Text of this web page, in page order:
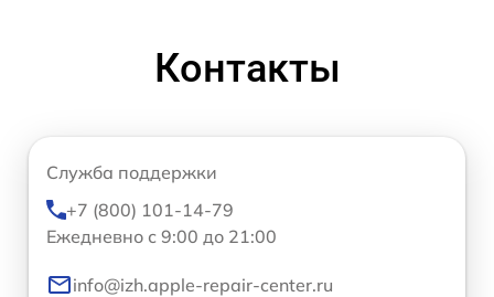
Контакты
Служба поддержки
+7 (800) 101-14-79
Ежедневно с 9:00 до 21:00
info@izh.apple-repair-center.ru